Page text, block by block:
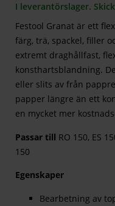
I leverantörslager.
Festool Granat är ett
färg, trä, spackel, filler
extremt draghållfast,
konsthartsblandning.
eller slits av från
papper längre än ett
en mycket mer
Passar till RO 150, ES
150
Egenskaper
Bearbetning av